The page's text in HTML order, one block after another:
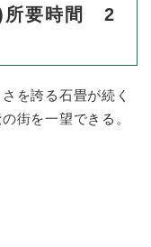
)所要時間 2
を誇る石畳が続く
街を一望できる。